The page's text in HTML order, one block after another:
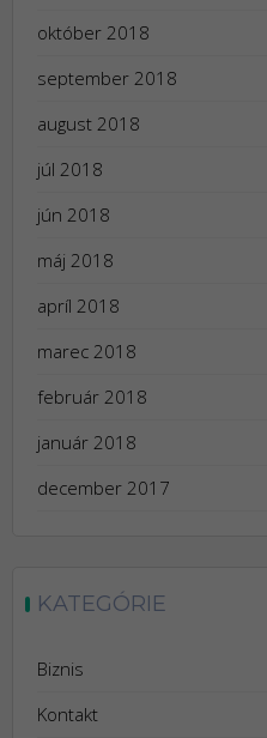
október 2018
september 2018
august 2018
júl 2018
jún 2018
máj 2018
apríl 2018
marec 2018
február 2018
január 2018
december 2017
KATEGÓRIE
Biznis
Kontakt